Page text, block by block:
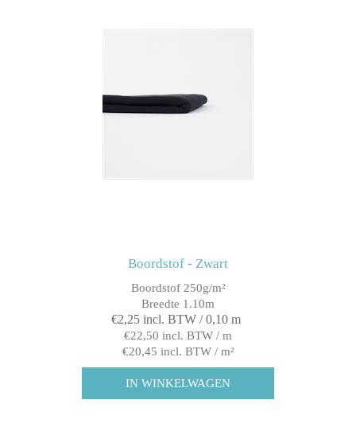
Boordstof - Zwart
Boordstof 250g/m²
Breedte 1.10m
€2,25 incl. BTW / 0,10 m
€22,50 incl. BTW / m
€20,45 incl. BTW / m²